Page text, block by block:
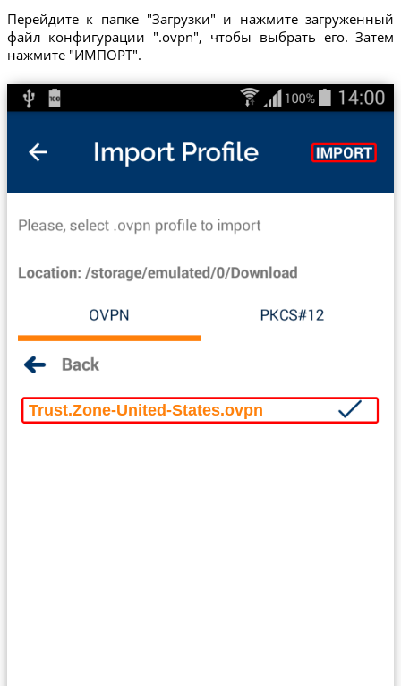
Перейдите к папке "Загрузки" и нажмите загруженный
файл конфигурации ".ovpn", чтобы выбрать его. Затем
нажмите "ИМПОРТ".
Trust.Zone-United-States.ovpn